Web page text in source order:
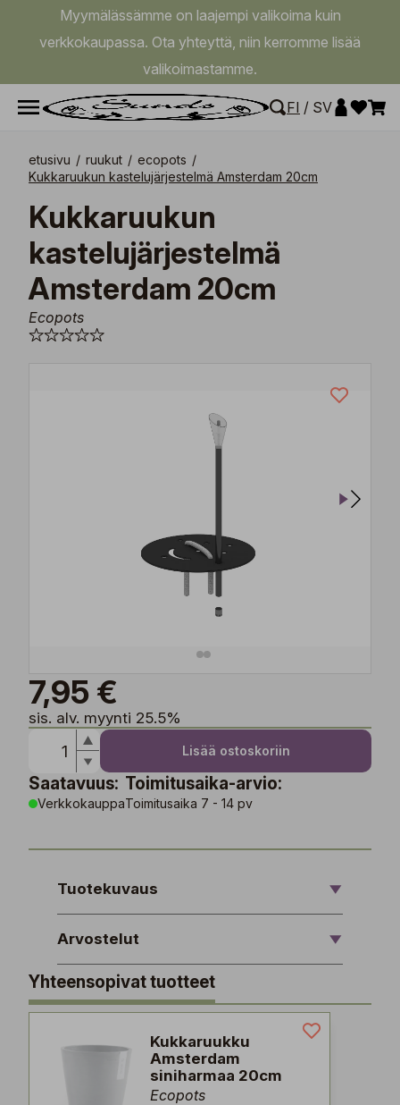
Myymälässämme on laajempi valikoima kuin
verkkokaupassa. Ota yhteyttä, niin kerromme lisää
valikoimastamme.
FI / SV
etusivu / ruukut / ecopots /
Kukkaruukun kastelujärjestelmä Amsterdam 20cm
Kukkaruukun
kastelujärjestelmä
Amsterdam 20cm
Ecopots
7,95 €
sis. alv. myynti 25.5%
Lisää ostoskoriin
Saatavuus:
Verkkokauppa
Toimitusaika-arvio:
Toimitusaika 7 - 14 pv
Tuotekuvaus
Arvostelut
Yhteensopivat tuotteet
Kukkaruukku
Amsterdam
siniharmaa 20cm
Ecopots